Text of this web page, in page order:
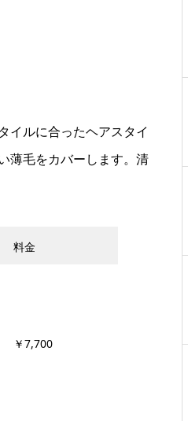
イルに合ったヘアスタイ
薄毛をカバーします。清
料金
￥7,700